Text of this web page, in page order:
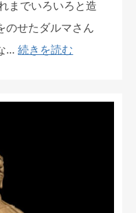
までいろいろと造
のせたダルマさん
…続きを読む